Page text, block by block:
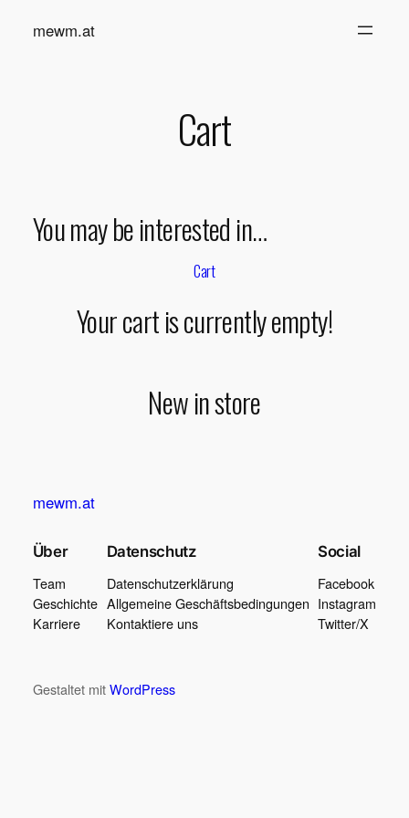
Inhaltmewm.at
Cart
You may be interested in…
Cart
Your cart is currently empty!
New in store
mewm.at
Über
Team
Geschichte
Karriere
Datenschutz
Datenschutzerklärung
Allgemeine Geschäftsbedingungen
Kontaktiere uns
Social
Facebook
Instagram
Twitter/X
Gestaltet mitWordPress